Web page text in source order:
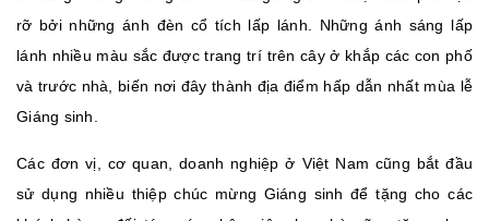
rỡ bởi những ánh đèn cổ tích lấp lánh. Những ánh sáng lấp
lánh nhiều màu sắc được trang trí trên cây ở khắp các con phố
và trước nhà, biến nơi đây thành địa điểm hấp dẫn nhất mùa lễ
Giáng sinh.
Các đơn vị, cơ quan, doanh nghiệp ở Việt Nam cũng bắt đầu
sử dụng nhiều thiệp chúc mừng Giáng sinh để tặng cho các